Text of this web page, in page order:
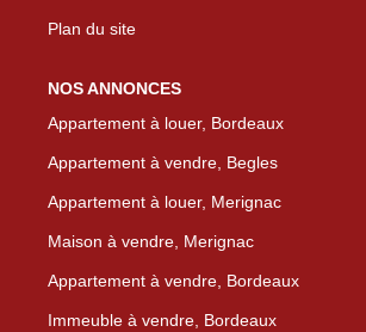
Plan du site
NOS ANNONCES
Appartement à louer, Bordeaux
Appartement à vendre, Begles
Appartement à louer, Merignac
Maison à vendre, Merignac
Appartement à vendre, Bordeaux
Immeuble à vendre, Bordeaux